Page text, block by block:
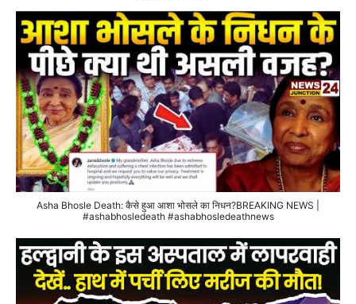
Asha Bhosle Death: कैसे हुआ आशा भोसले का निधन?BREAKING NEWS |
#ashabhosledeath #ashabhosledeathnews